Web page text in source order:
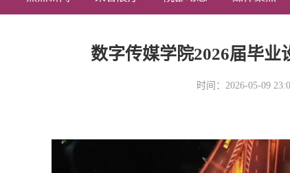
数字传媒学院2026届毕业
时间：2026-05-09